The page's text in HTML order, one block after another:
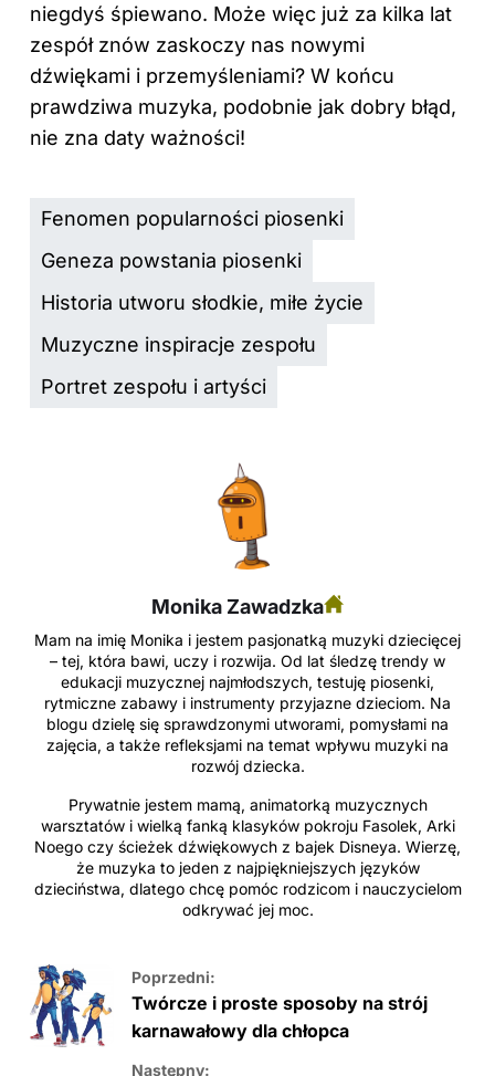
niegdyś śpiewano. Może więc już za kilka lat
zespół znów zaskoczy nas nowymi
dźwiękami i przemyśleniami? W końcu
prawdziwa muzyka, podobnie jak dobry błąd,
nie zna daty ważności!
Fenomen popularności piosenki
Geneza powstania piosenki
Historia utworu słodkie, miłe życie
Muzyczne inspiracje zespołu
Portret zespołu i artyści
Monika Zawadzka
Mam na imię Monika i jestem pasjonatką muzyki dziecięcej
– tej, która bawi, uczy i rozwija. Od lat śledzę trendy w
edukacji muzycznej najmłodszych, testuję piosenki,
rytmiczne zabawy i instrumenty przyjazne dzieciom. Na
blogu dzielę się sprawdzonymi utworami, pomysłami na
zajęcia, a także refleksjami na temat wpływu muzyki na
rozwój dziecka.
Prywatnie jestem mamą, animatorką muzycznych
warsztatów i wielką fanką klasyków pokroju Fasolek, Arki
Noego czy ścieżek dźwiękowych z bajek Disneya. Wierzę,
że muzyka to jeden z najpiękniejszych języków
dzieciństwa, dlatego chcę pomóc rodzicom i nauczycielom
odkrywać jej moc.
Poprzedni:
Twórcze i proste sposoby na strój
karnawałowy dla chłopca
Następny: